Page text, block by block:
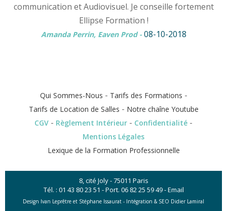
communication et Audiovisuel. Je conseille fortement
Ellipse Formation !
Amanda Perrin, Eaven Prod- 08-10-2018
Qui Sommes-Nous - Tarifs des Formations -
Tarifs de Location de Salles - Notre chaîne Youtube
CGV - Règlement Intérieur - Confidentialité -
Mentions Légales
Lexique de la Formation Professionnelle
8, cité Joly - 75011 Paris
Tél. : 01 43 80 23 51 - Port. 06 82 25 59 49-Email
Design Ivan Leprêtre et Stéphane Issaurat - Intégration & SEO Didier Lamiral